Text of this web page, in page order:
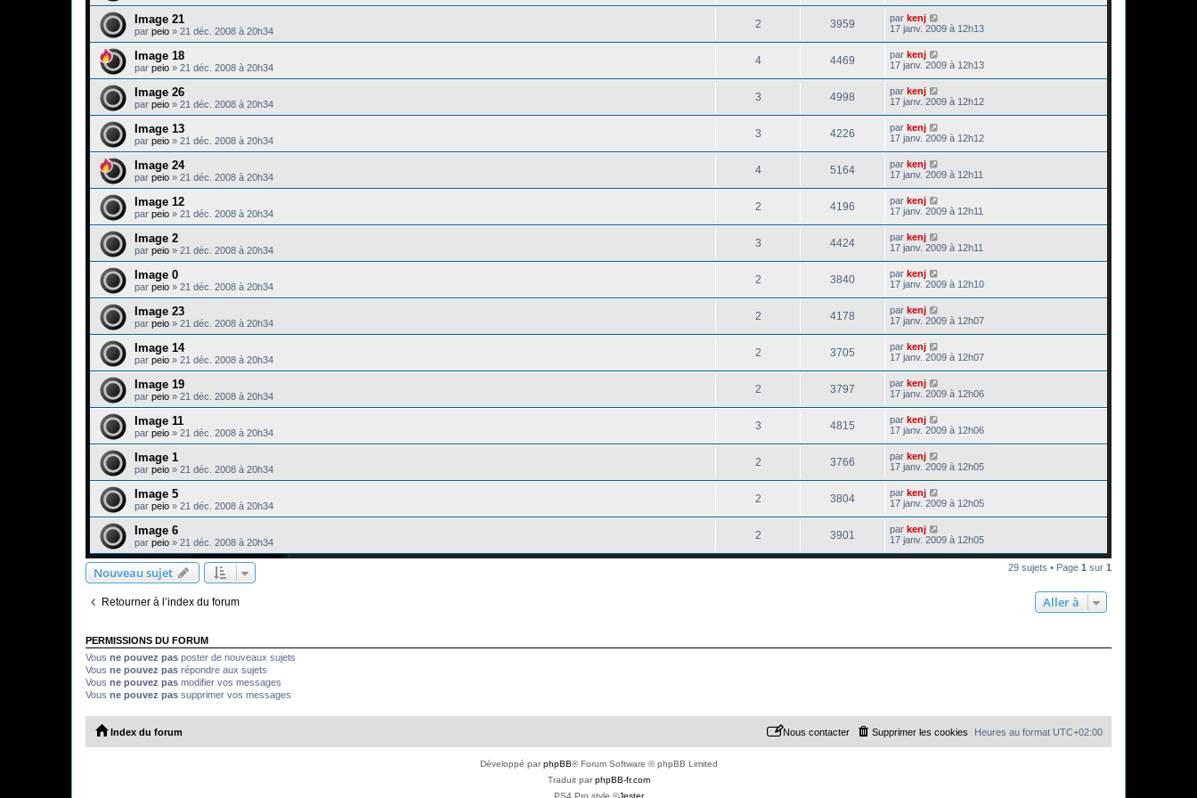
Image 21
par peio » 21 déc. 2008 à 20h34
2 3959 par kenj
17 janv. 2009 à 12h13
Image 18
par peio » 21 déc. 2008 à 20h34
4 4469 par kenj
17 janv. 2009 à 12h13
Image 26
par peio » 21 déc. 2008 à 20h34
3 4998 par kenj
17 janv. 2009 à 12h12
Image 13
par peio » 21 déc. 2008 à 20h34
3 4226 par kenj
17 janv. 2009 à 12h12
Image 24
par peio » 21 déc. 2008 à 20h34
4 5164 par kenj
17 janv. 2009 à 12h11
Image 12
par peio » 21 déc. 2008 à 20h34
2 4196 par kenj
17 janv. 2009 à 12h11
Image 2
par peio » 21 déc. 2008 à 20h34
3 4424 par kenj
17 janv. 2009 à 12h11
Image 0
par peio » 21 déc. 2008 à 20h34
2 3840 par kenj
17 janv. 2009 à 12h10
Image 23
par peio » 21 déc. 2008 à 20h34
2 4178 par kenj
17 janv. 2009 à 12h07
Image 14
par peio » 21 déc. 2008 à 20h34
2 3705 par kenj
17 janv. 2009 à 12h07
Image 19
par peio » 21 déc. 2008 à 20h34
2 3797 par kenj
17 janv. 2009 à 12h06
Image 11
par peio » 21 déc. 2008 à 20h34
3 4815 par kenj
17 janv. 2009 à 12h06
Image 1
par peio » 21 déc. 2008 à 20h34
2 3766 par kenj
17 janv. 2009 à 12h05
Image 5
par peio » 21 déc. 2008 à 20h34
2 3804 par kenj
17 janv. 2009 à 12h05
Image 6
par peio » 21 déc. 2008 à 20h34
2 3901 par kenj
17 janv. 2009 à 12h05
Nouveau sujet 29 sujets • Page 1 sur 1
Retourner à l’index du forum Aller à
PERMISSIONS DU FORUM
Vous ne pouvez pas poster de nouveaux sujets
Vous ne pouvez pas répondre aux sujets
Vous ne pouvez pas modifier vos messages
Vous ne pouvez pas supprimer vos messages
Index du forum Heures au format UTC+02:00
Supprimer les cookies
Nous contacter
Développé parphpBB® Forum Software © phpBB Limited
Traduit parphpBB-fr.com
PS4 Pro style ©Jester